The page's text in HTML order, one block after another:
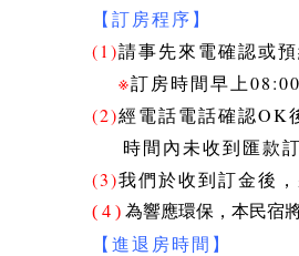
【訂房程序】
(1)請事先來電確認或
※訂房時間早上
(2)經電話電話確認OK
時間內未收到匯款訂
(3)我們於收到訂金後
( 4 ) 為響應環保，本民宿
【進退房時間】